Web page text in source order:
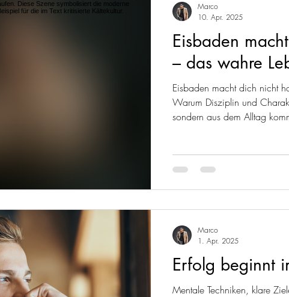
Eisbaden
– das wahre
Eisbaden macht dich nicht
Warum Disziplin und
sondern aus dem Alltag
Marco
10. Apr. 2025
Erfolg beginnt
Mentale Techniken, klare
Marco
1. Apr. 2025